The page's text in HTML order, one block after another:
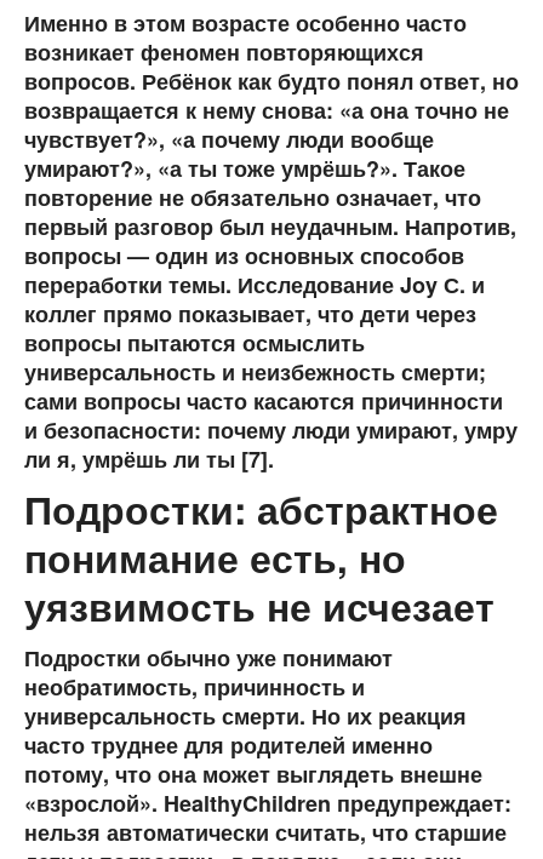
Именно в этом возрасте особенно часто
возникает феномен повторяющихся
вопросов. Ребёнок как будто понял ответ, но
возвращается к нему снова: «а она точно не
чувствует?», «а почему люди вообще
умирают?», «а ты тоже умрёшь?». Такое
повторение не обязательно означает, что
первый разговор был неудачным. Напротив,
вопросы — один из основных способов
переработки темы. Исследование Joy С. и
коллег прямо показывает, что дети через
вопросы пытаются осмыслить
универсальность и неизбежность смерти;
сами вопросы часто касаются причинности
и безопасности: почему люди умирают, умру
ли я, умрёшь ли ты [7].
Подростки: абстрактное
понимание есть, но
уязвимость не исчезает
Подростки обычно уже понимают
необратимость, причинность и
универсальность смерти. Но их реакция
часто труднее для родителей именно
потому, что она может выглядеть внешне
«взрослой». HealthyChildren предупреждает:
нельзя автоматически считать, что старшие